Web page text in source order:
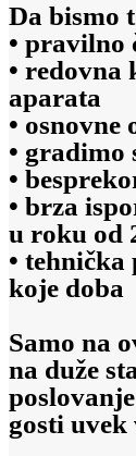
Da bismo
• pravilno
•
aparata
• osnovne
• gradimo
•
• brza
u roku od
•
koje doba
Samo na
na duže
gosti